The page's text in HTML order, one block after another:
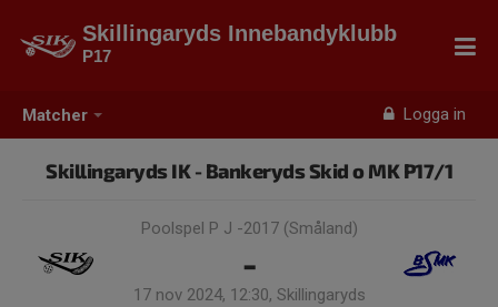
Matcher Logga in
Skillingaryds Innebandyklubb
P17
Skillingaryds IK - Bankeryds Skid o MK P17/1
Poolspel P J -2017 (Småland)
-
17 nov 2024, 12:30, Skillingaryds